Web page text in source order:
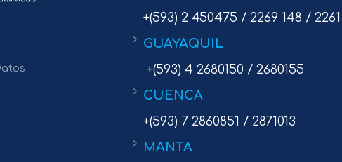
+(593) 2 450475 / 2269 148 /
GUAYAQUIL
+(593) 4 2680150 / 2680155
CUENCA
+(593) 7 2860851 / 2871013
MANTA